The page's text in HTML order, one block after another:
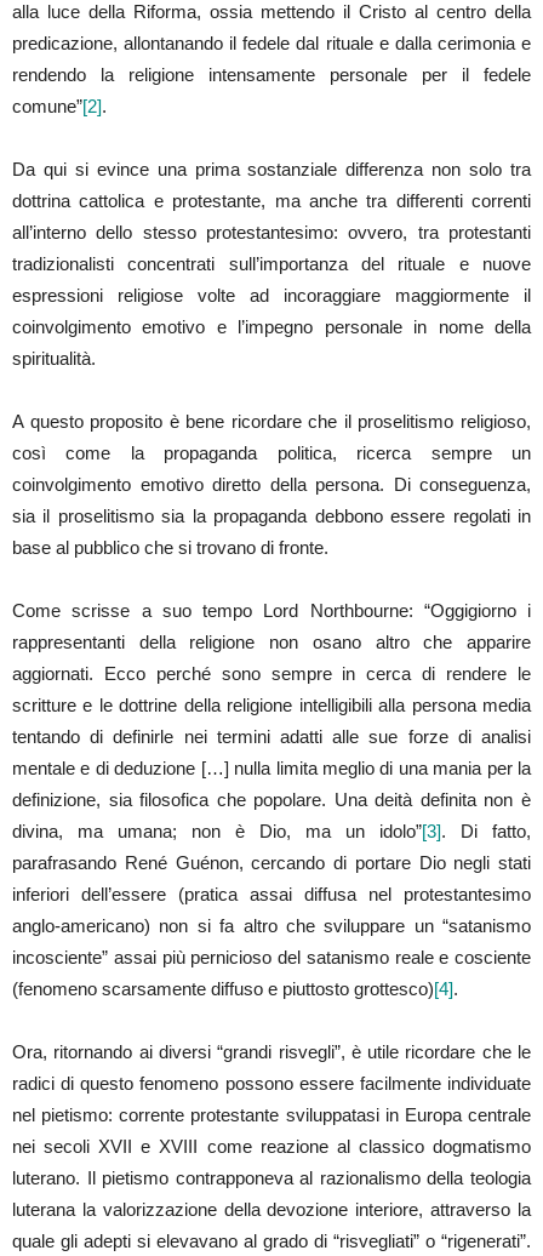
alla luce della Riforma, ossia mettendo il Cristo al centro della
predicazione, allontanando il fedele dal rituale e dalla cerimonia e
rendendo la religione intensamente personale per il fedele
comune”[2].
Da qui si evince una prima sostanziale differenza non solo tra
dottrina cattolica e protestante, ma anche tra differenti correnti
all’interno dello stesso protestantesimo: ovvero, tra protestanti
tradizionalisti concentrati sull’importanza del rituale e nuove
espressioni religiose volte ad incoraggiare maggiormente il
coinvolgimento emotivo e l’impegno personale in nome della
spiritualità.
A questo proposito è bene ricordare che il proselitismo religioso,
così come la propaganda politica, ricerca sempre un
coinvolgimento emotivo diretto della persona. Di conseguenza,
sia il proselitismo sia la propaganda debbono essere regolati in
base al pubblico che si trovano di fronte.
Come scrisse a suo tempo Lord Northbourne: “Oggigiorno i
rappresentanti della religione non osano altro che apparire
aggiornati. Ecco perché sono sempre in cerca di rendere le
scritture e le dottrine della religione intelligibili alla persona media
tentando di definirle nei termini adatti alle sue forze di analisi
mentale e di deduzione […] nulla limita meglio di una mania per la
definizione, sia filosofica che popolare. Una deità definita non è
divina, ma umana; non è Dio, ma un idolo”[3]. Di fatto,
parafrasando René Guénon, cercando di portare Dio negli stati
inferiori dell’essere (pratica assai diffusa nel protestantesimo
anglo-americano) non si fa altro che sviluppare un “satanismo
incosciente” assai più pernicioso del satanismo reale e cosciente
(fenomeno scarsamente diffuso e piuttosto grottesco)[4].
Ora, ritornando ai diversi “grandi risvegli”, è utile ricordare che le
radici di questo fenomeno possono essere facilmente individuate
nel pietismo: corrente protestante sviluppatasi in Europa centrale
nei secoli XVII e XVIII come reazione al classico dogmatismo
luterano. Il pietismo contrapponeva al razionalismo della teologia
luterana la valorizzazione della devozione interiore, attraverso la
quale gli adepti si elevavano al grado di “risvegliati” o “rigenerati”.